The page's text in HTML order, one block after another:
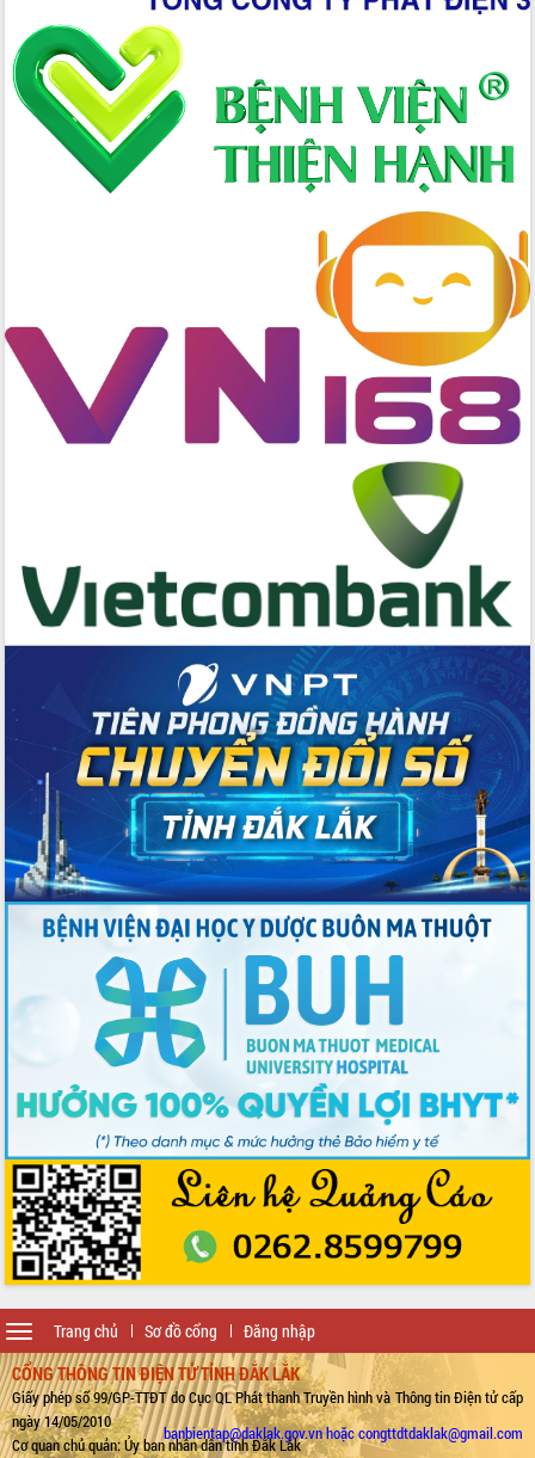
Trang chủ Sơ đồ cổng Đăng nhập
Toggle
navigation
CỔNG THÔNG TIN ĐIỆN TỬ TỈNH ĐẮK LẮK
Giấy phép số 99/GP-TTĐT do Cục QL Phát thanh Truyền hình và Thông tin Điện tử cấp
ngày 14/05/2010
Cơ quan chủ quản: Ủy ban nhân dân tỉnh Đắk Lắk
banbientap@daklak.gov.vn hoặc congttdtdaklak@gmail.com